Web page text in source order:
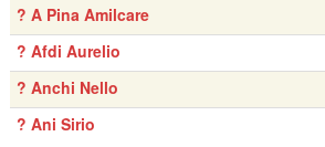
? A Pina Amilcare
? Afdi Aurelio
? Anchi Nello
? Ani Sirio